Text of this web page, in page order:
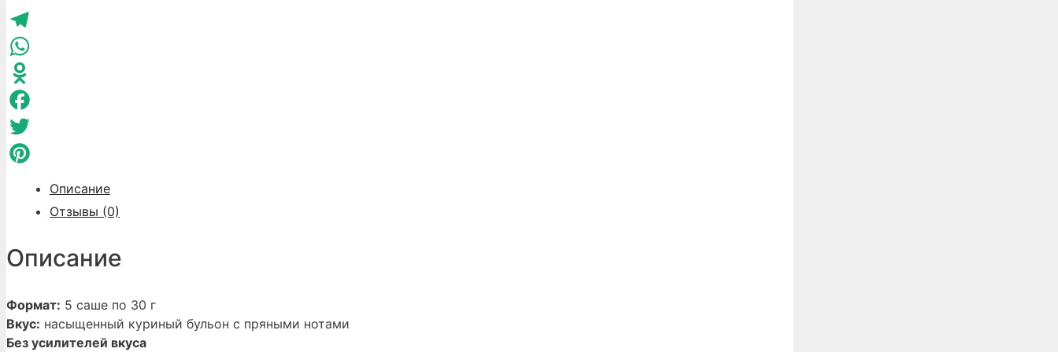
Куриный
суп
VK
Telegram
WhatsApp
Odnoklassniki
Facebook
Twitter
Pinterest
Описание
Отзывы (0)
Описание
Формат: 5 саше по 30 г
Вкус: насыщенный куриный бульон с пряными нотами
Без усилителей вкуса